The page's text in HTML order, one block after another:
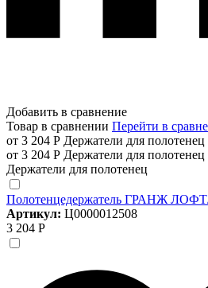
Добавить в сравнение
Товар в сравнении Перейти в
от 3 204 Р Держатели для полотенец
от 3 204 Р Держатели для полотенец
Держатели для полотенец
Полотенцедержатель ГРАНЖ
Артикул: Ц0000012508
3 204 Р